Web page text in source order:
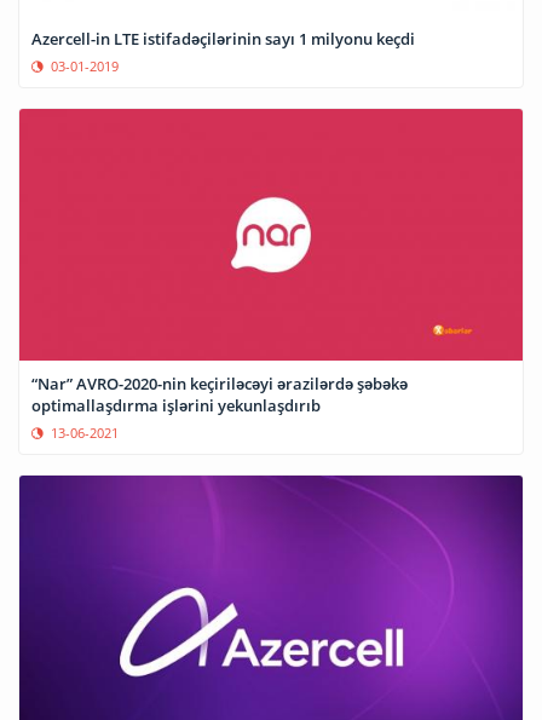
Azercell-in LTE istifadəçilərinin sayı 1 milyonu keçdi
03-01-2019
“Nar” AVRO-2020-nin keçiriləcəyi ərazilərdə şəbəkə
optimallaşdırma işlərini yekunlaşdırıb
13-06-2021